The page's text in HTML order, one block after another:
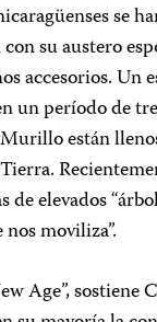
se
su austero
accesorios. Un
un período de
están
de elevados
moviliza”.
Age”,